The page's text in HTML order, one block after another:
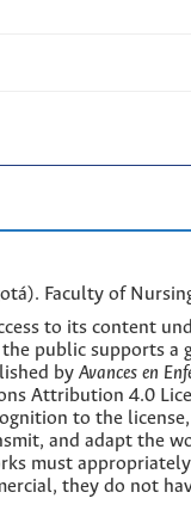
Faculty of
to its content
public supports a
by Avances en
Attribution 4.0
to the
and adapt the
must
they do not